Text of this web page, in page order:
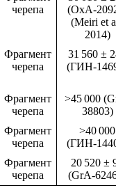
черепа
(OxA-
(Meiri et
2014)
Фрагмент
черепа
31 560 ±
(ГИН-
Фрагмент
черепа
>45 000
38803)
Фрагмент
черепа
>40 000
(ГИН-
Фрагмент
черепа
20 520 ±
(GrA-